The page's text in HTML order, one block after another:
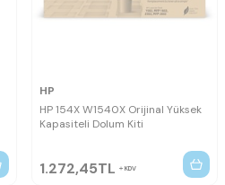
HP
HP 154X W1540X Orijinal Yüksek
Kapasiteli Dolum Kiti
1.272,45TL KDV